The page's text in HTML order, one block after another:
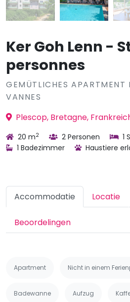
Ker Goh Lenn -
personnes
GEMÜTLICHES APARTMENT
VANNES
Plescop, Bretagne,
20 m2 2 Personen
1
1 Badezimmer
Haustiere
Accommodatie Locatie
Beoordelingen
Apartment Nicht in einem
Badewanne Aufzug